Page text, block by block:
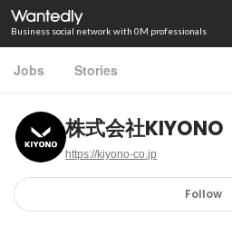
Business social network with 0M professionals
Jobs Stories
株式会社KIYONO
https://kiyono-co.jp
Follow